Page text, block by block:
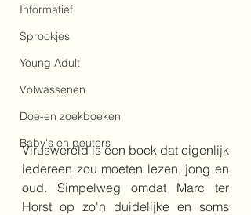
Informatief
Sprookjes
Young Adult
Volwassenen
Doe-en zoekboeken
Baby's en peuters
Viruswereld is een boek dat eigenlijk
iedereen zou moeten lezen, jong en
oud. Simpelweg omdat Marc ter
Horst op zo'n duidelijke en soms